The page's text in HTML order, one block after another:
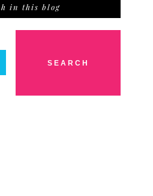
in this blog